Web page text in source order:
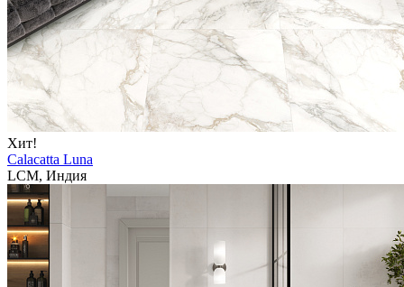
Хит!
Calacatta Luna
LCM, Индия